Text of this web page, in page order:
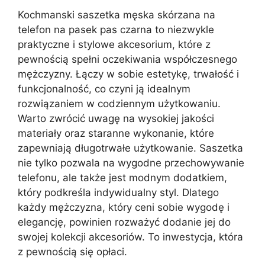
Kochmanski saszetka męska skórzana na
telefon na pasek pas czarna to niezwykle
praktyczne i stylowe akcesorium, które z
pewnością spełni oczekiwania współczesnego
mężczyzny. Łączy w sobie estetykę, trwałość i
funkcjonalność, co czyni ją idealnym
rozwiązaniem w codziennym użytkowaniu.
Warto zwrócić uwagę na wysokiej jakości
materiały oraz staranne wykonanie, które
zapewniają długotrwałe użytkowanie. Saszetka
nie tylko pozwala na wygodne przechowywanie
telefonu, ale także jest modnym dodatkiem,
który podkreśla indywidualny styl. Dlatego
każdy mężczyzna, który ceni sobie wygodę i
elegancję, powinien rozważyć dodanie jej do
swojej kolekcji akcesoriów. To inwestycja, która
z pewnością się opłaci.